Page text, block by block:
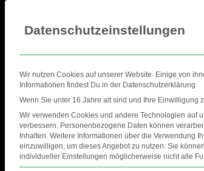
HOME EVENTS
FOTOS
Datenschutzeinstellungen
Wir nutzen Cookies auf unserer Website. Einige von
Informationen findest Du in der Datenschutzerklärung
Wenn Sie unter 16 Jahre alt sind und Ihre Einwilligung
Wir verwenden Cookies und andere Technologien auf
verbessern. Personenbezogene Daten können
Inhalten. Weitere Informationen über die Verwendung
einzuwilligen, um dieses Angebot zu nutzen. Sie
individueller Einstellungen möglicherweise nicht alle